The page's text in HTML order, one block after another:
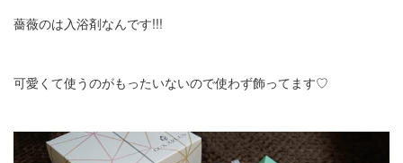
薔薇のは入浴剤なんです!!!
可愛くて使うのがもったいないので使わず飾ってます♡